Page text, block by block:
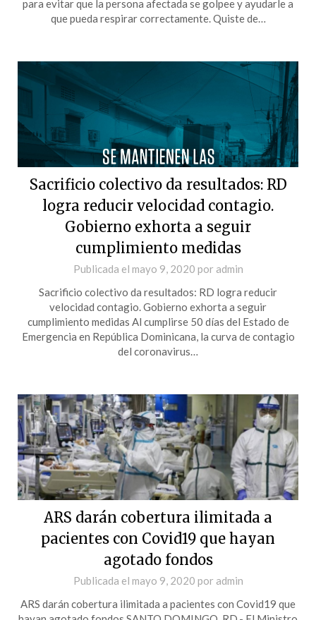
para evitar que la persona afectada se golpee y ayudarle a
que pueda respirar correctamente. Quiste de…
Sacrificio colectivo da resultados: RD
logra reducir velocidad contagio.
Gobierno exhorta a seguir
cumplimiento medidas
Publicada el mayo 9, 2020 por admin
Sacrificio colectivo da resultados: RD logra reducir
velocidad contagio. Gobierno exhorta a seguir
cumplimiento medidas Al cumplirse 50 días del Estado de
Emergencia en República Dominicana, la curva de contagio
del coronavirus…
ARS darán cobertura ilimitada a
pacientes con Covid19 que hayan
agotado fondos
Publicada el mayo 9, 2020 por admin
ARS darán cobertura ilimitada a pacientes con Covid19 que